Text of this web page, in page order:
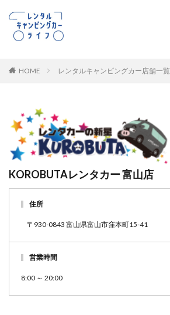
HOME レンタルキャンピングカー店舗一覧
KOROBUTAレンタカー 富山店
住所
〒930-0843 富山県富山市窪本町15-41
営業時間
8:00 ～ 20:00